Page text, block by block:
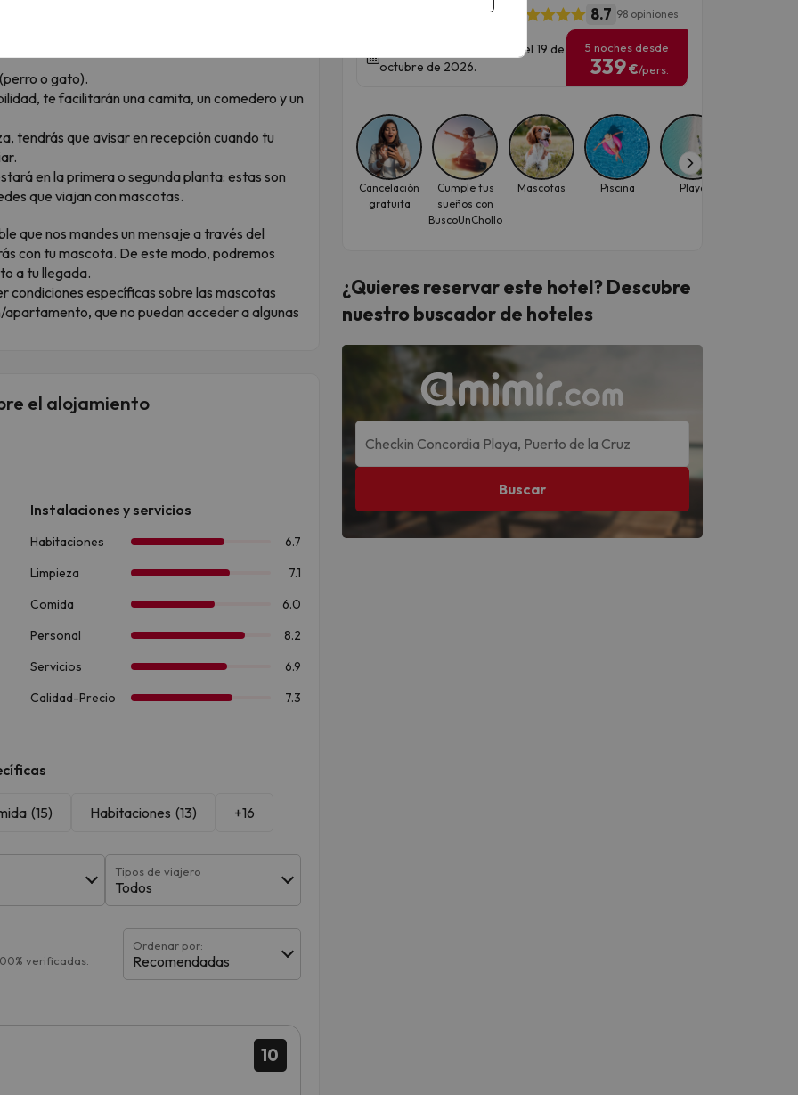
siguientes condiciones:
o gato).
te facilitarán una camita, un comedero y un
tendrás que avisar en recepción cuando tu
en la primera o segunda planta: estas son
que viajan con mascotas.
que nos mandes un mensaje a través del
con tu mascota. De este modo, podremos
a tu llegada.
condiciones específicas sobre las mascotas
que no puedan acceder a algunas
el alojamiento
(15) Habitaciones (13) +16
Tipos de viajero
Todos
verificadas.
Ordenar por:
Recomendadas
10
Parque Vacacional Edén 8.7 98 opiniones
Fechas para viajar: hasta el 19 de
octubre de 2026.
5 noches desde
339€/pers.
Cancelación
gratuita
Cumple tus
sueños con
BuscoUnChollo
Mascotas Piscina Playa
¿Quieres reservar este hotel? Descubre
nuestro buscador de hoteles
Buscar